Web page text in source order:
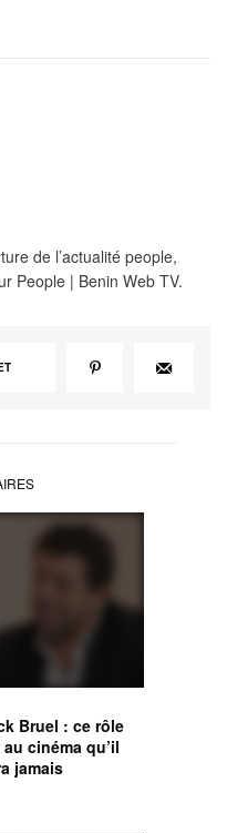
de l’actualité people,
People | Benin Web TV.
Bruel : ce rôle
cinéma qu’il
jamais